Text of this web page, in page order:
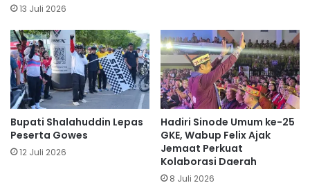
13 Juli 2026
Bupati Shalahuddin Lepas
Peserta Gowes
12 Juli 2026
Hadiri Sinode Umum ke-25
GKE, Wabup Felix Ajak
Jemaat Perkuat
Kolaborasi Daerah
8 Juli 2026